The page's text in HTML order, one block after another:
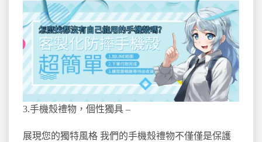
3.手機殼禮物，個性獨具 –
展現您的獨特風格 我們的手機殼禮物不僅僅是保護